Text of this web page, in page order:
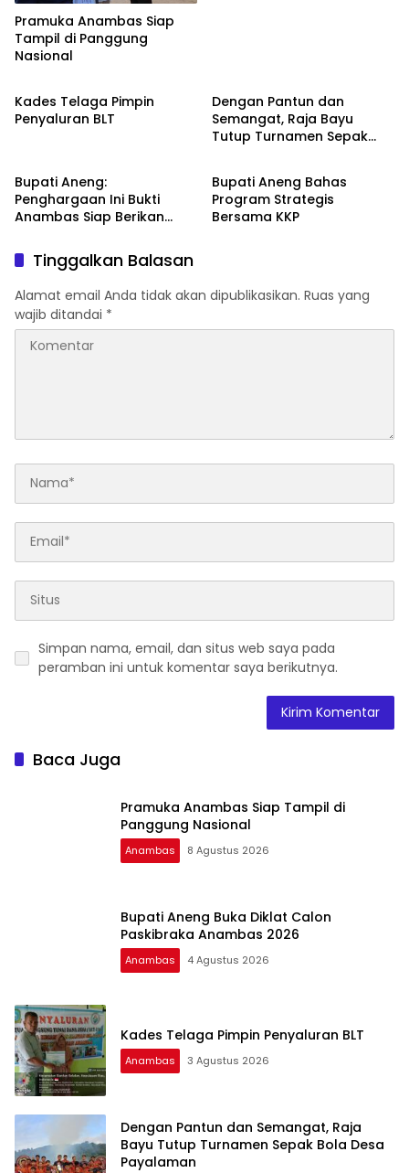
Pramuka Anambas Siap
Tampil di Panggung
Nasional
Anambas
Kades Telaga Pimpin
Penyaluran BLT
Dengan Pantun dan
Semangat, Raja Bayu
Tutup Turnamen Sepak
Bupati Aneng:
Penghargaan Ini Bukti
Anambas Siap Berikan
Anambas
Bupati Aneng Bahas
Program Strategis
Bersama KKP
Tinggalkan Balasan
Alamat email Anda tidak akan dipublikasikan. Ruas yang
wajib ditandai *
Simpan nama, email, dan situs web saya pada
peramban ini untuk komentar saya berikutnya.
Baca Juga
Pramuka Anambas Siap Tampil di
Panggung Nasional
Anambas 8 Agustus 2026
Bupati Aneng Buka Diklat Calon
Paskibraka Anambas 2026
Anambas 4 Agustus 2026
Kades Telaga Pimpin Penyaluran BLT
Anambas 3 Agustus 2026
Dengan Pantun dan Semangat, Raja
Bayu Tutup Turnamen Sepak Bola Desa
Payalaman